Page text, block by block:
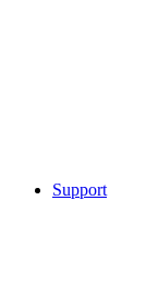
Support